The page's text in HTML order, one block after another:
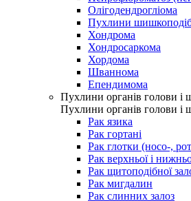
Олігодендрогліома
Пухлини
Хондрома
Хондросаркома
Хордома
Шваннома
Епендимома
Пухлини органів голови і
Пухлини органів голови і
Рак язика
Рак гортані
Рак глотки (носо-,
Рак верхньої і
Рак щитоподібної
Рак мигдалин
Рак слинних залоз